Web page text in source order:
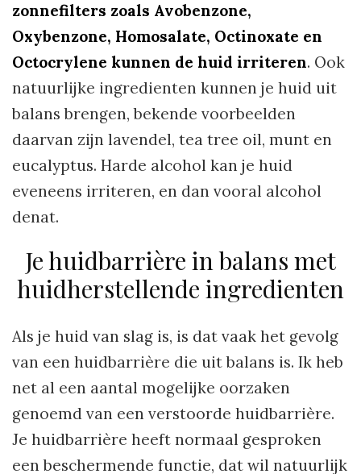
zonnefilters zoals Avobenzone,
Oxybenzone, Homosalate, Octinoxate en
Octocrylene kunnen de huid irriteren. Ook
natuurlijke ingredienten kunnen je huid uit
balans brengen, bekende voorbeelden
daarvan zijn lavendel, tea tree oil, munt en
eucalyptus. Harde alcohol kan je huid
eveneens irriteren, en dan vooral alcohol
denat.
Je huidbarrière in balans met
huidherstellende ingredienten
Als je huid van slag is, is dat vaak het gevolg
van een huidbarrière die uit balans is. Ik heb
net al een aantal mogelijke oorzaken
genoemd van een verstoorde huidbarrière.
Je huidbarrière heeft normaal gesproken
een beschermende functie, dat wil natuurlijk